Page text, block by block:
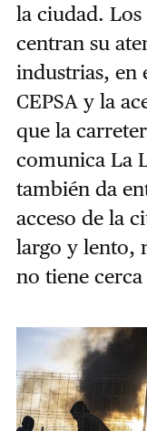
la ciudad. Los
centran su
industrias, en
CEPSA y la
que la
comunica La
también da
acceso de la
largo y lento,
no tiene